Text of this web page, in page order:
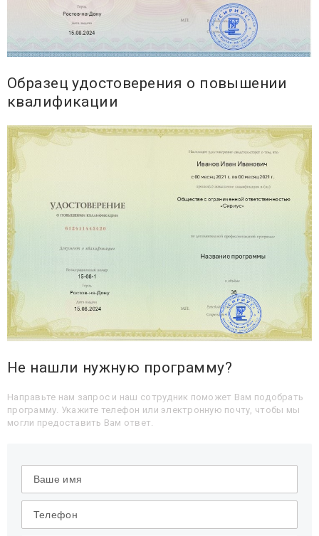
Образец удостоверения о повышении
квалификации
Не нашли нужную программу?
Направьте нам запрос и наш сотрудник поможет Вам подобрать
программу. Укажите телефон или электронную почту, чтобы мы
могли предоставить Вам ответ.